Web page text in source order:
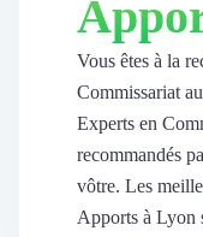
Vitrine & média
Suivi du ROI
Voir tous nos avis clients
Vous êtes à la
Commissariat
Experts en
recommandés
vôtre. Les
Apports à Lyon